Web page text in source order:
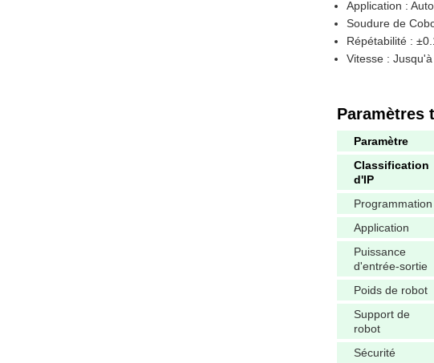
Application :
Soudure de
Répétabilité :
Vitesse :
Paramètres
Paramètre
Classification
d'IP
Programmation
Application
Puissance
d'entrée-sortie
Poids de robot
Support de
robot
Sécurité